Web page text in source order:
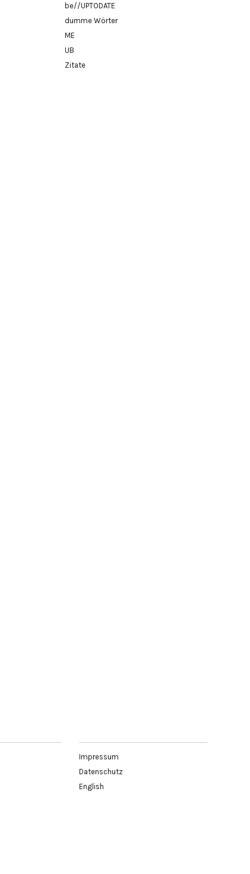
be//UPTODATE
dumme Wörter
ME
UB
Zitate
Impressum
Datenschutz
English